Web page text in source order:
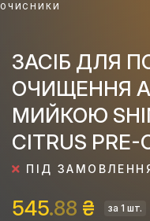
ОЧИСНИКИ
ЗАСІБ ДЛЯ
ОЧИЩЕННЯ
МИЙКОЮ
CITRUS PRE-
ПІД
545.88 ₴ за 1 шт.